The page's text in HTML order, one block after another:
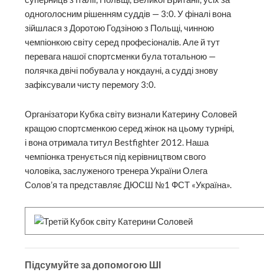
одноголосним рішенням суддів — 3:0. У фіналі вона
зійшлася з Доротою Годзіною з Польщі, чинною
чемпіонкою світу серед професіоналів. Але й тут
перевага нашої спортсменки була тотальною —
полячка двічі побувала у нокдауні, а судді знову
зафіксували чисту перемогу 3:0.
Організатори Кубка світу визнали Катерину Соловей
кращою спортсменкою серед жінок на цьому турнірі,
і вона отримала титул Bestfighter 2012. Наша
чемпіонка тренується під керівництвом свого
чоловіка, заслуженого тренера України Олега
Солов’я та представляє ДЮСШ №1 ФСТ «Україна».
Підсумуйте за допомогою ШІ